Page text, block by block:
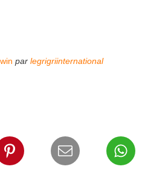
par legrigriinternational